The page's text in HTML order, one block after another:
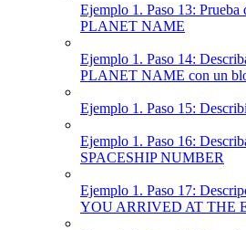
Ejemplo 1. Paso 13:
PLANET NAME
Ejemplo 1. Paso 14:
PLANET NAME con un
Ejemplo 1. Paso 15:
Ejemplo 1. Paso 16:
SPACESHIP NUMBER
Ejemplo 1. Paso 17:
YOU ARRIVED AT THE